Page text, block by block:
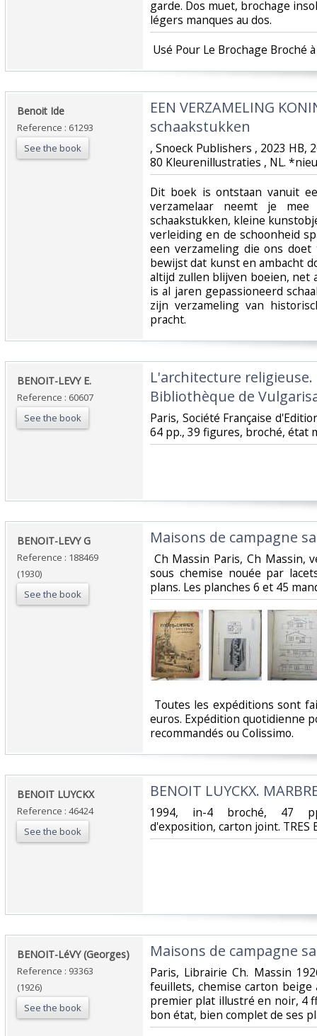
garde. Dos muet, brochage
légers manques au dos.‎
Usé Pour Le Brochage Broché
‎Benoit Ide‎
Reference : 61293
See the book
‎EEN VERZAMELING
schaakstukken‎
‎, Snoeck Publishers , 2023 HB,
80 Kleurenillustraties , NL.
‎Dit boek is ontstaan vanuit
verzamelaar neemt je
schaakstukken, kleine
verleiding en de schoonheid
een verzameling die ons
bewijst dat kunst en ambacht
altijd zullen blijven boeien, net
is al jaren gepassioneerd
zijn verzameling van
pracht.‎
‎BENOIT-LEVY E.‎
Reference : 60607
See the book
‎L'architecture
Bibliothèque de
‎Paris, Société Française
64 pp., 39 figures, broché, état
‎BENOIT-LEVY G ‎
Reference : 188469
(1930)
See the book
‎Maisons de campagne
Ch Massin Paris, Ch Massin,
sous chemise nouée par
plans. Les planches 6 et 45
Toutes les expéditions sont
euros. Expédition quotidienne
recommandés ou Colissimo. ‎
‎BENOIT LUYCKX‎
Reference : 46424
See the book
‎BENOIT LUYCKX.
‎1994, in-4 broché, 47
d'exposition, carton joint. TRES
‎BENOIT-LéVY (Georges)‎
Reference : 93363
(1926)
See the book
‎Maisons de campagne
‎Paris, Librairie Ch. Massin
feuillets, chemise carton
premier plat illustré en noir, 4
bon état, bien complet de ses